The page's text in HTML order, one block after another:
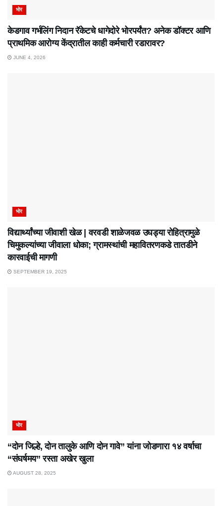
भोर
केडगाव गर्भलिंग निदान रॅकेटचे धागेदोरे भोरपर्यंत? अनेक डॉक्टर आणि
प्राथमिक आरोग्य केंद्रातील काही कर्मचारी रडारावर?
JUNE 4, 2026
भोर
विद्यार्थ्यांच्या जीवाशी खेळ | वरवडी शाळेजवळ उघड्या रोहित्रामुळे
चिमुकल्यांच्या जीवाला धोका; ग्रामस्थांची महावितरणकडे तातडीने
कारवाईची मागणी
SEPTEMBER 19, 2025
भोर
“दोन जिल्हे, दोन तालुके आणि दोन गावे” यांना जोडणारा १४ वर्षाचा
“संघर्षमय” रस्ता अखेर खुला
AUGUST 28, 2025